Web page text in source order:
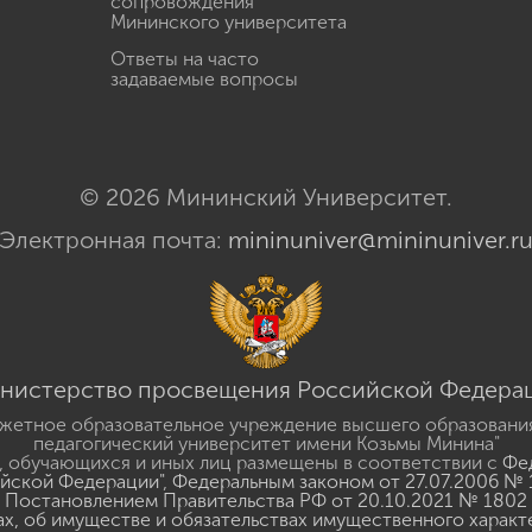
Мининского университета
Ответы на часто
задаваемые вопросы
© 2026 Мининский Университет.
Электронная почта: mininuniver@mininuniver.ru
просвещения Российской
образовательное учреждение высшего
педагогический университет имени Козьмы Минина"
и иных лиц размещены в соответствии с
Федерации", Федеральным законом от 27.07.2006 №
Постановлением Правительства РФ от 20.10.2021 № 1802
об имуществе и обязательствах имущественного